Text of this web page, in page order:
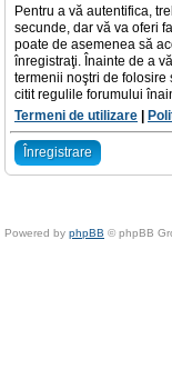
Pentru a vă autentifica,
secunde, dar vă va oferi
poate de asemenea să
înregistraţi. Înainte de a
termenii noştri de folosire
citit regulile forumului
Termeni de utilizare
Înregistrare
Powered by phpBB © phpBB